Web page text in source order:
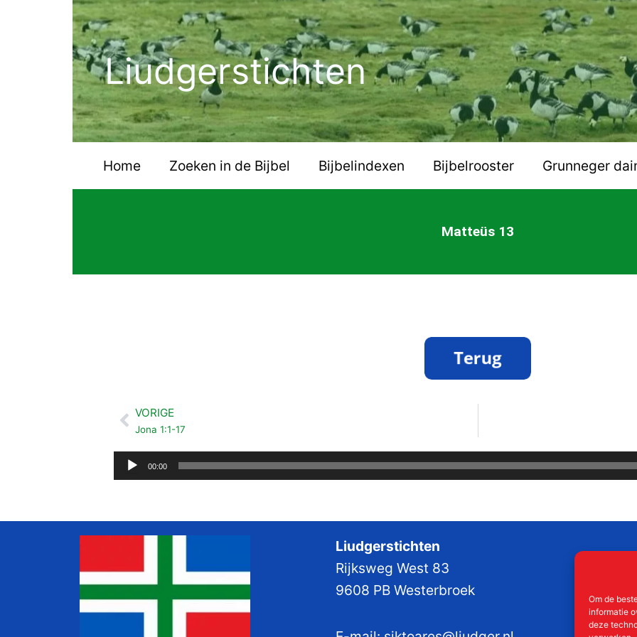
Om de
informatie
deze
Liudgerstichten
Home Zoeken in de Bijbel Bijbelindexen Bijbelrooster Grunneger
Matteüs 13
Vorige
VORIGE
Jona 1:1-17
Audiospeler
00:00
Liudgerstichten
Rijksweg West 83
9608 PB Westerbroek